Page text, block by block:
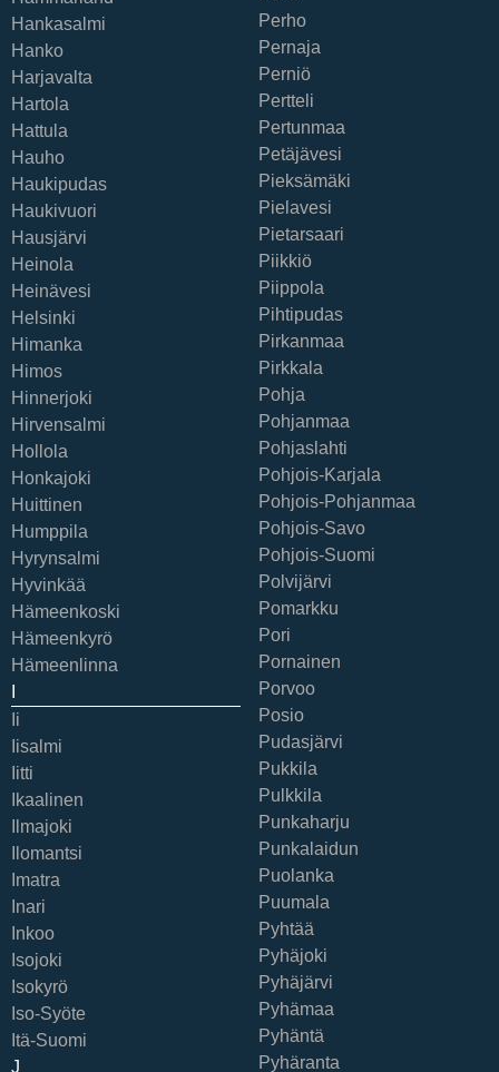
Hankasalmi
Hanko
Harjavalta
Hartola
Hattula
Hauho
Haukipudas
Haukivuori
Hausjärvi
Heinola
Heinävesi
Helsinki
Himanka
Himos
Hinnerjoki
Hirvensalmi
Hollola
Honkajoki
Huittinen
Humppila
Hyrynsalmi
Hyvinkää
Hämeenkoski
Hämeenkyrö
Hämeenlinna
Ii
Iisalmi
Iitti
Ikaalinen
Ilmajoki
Ilomantsi
Imatra
Inari
Inkoo
Isojoki
Isokyrö
Iso-Syöte
Itä-Suomi
J
Perho
Pernaja
Perniö
Pertteli
Pertunmaa
Petäjävesi
Pieksämäki
Pielavesi
Pietarsaari
Piikkiö
Piippola
Pihtipudas
Pirkanmaa
Pirkkala
Pohja
Pohjanmaa
Pohjaslahti
Pohjois-Karjala
Pohjois-Pohjanmaa
Pohjois-Savo
Pohjois-Suomi
Polvijärvi
Pomarkku
Pori
Pornainen
Porvoo
Posio
Pudasjärvi
Pukkila
Pulkkila
Punkaharju
Punkalaidun
Puolanka
Puumala
Pyhtää
Pyhäjoki
Pyhäjärvi
Pyhämaa
Pyhäntä
Pyhäranta